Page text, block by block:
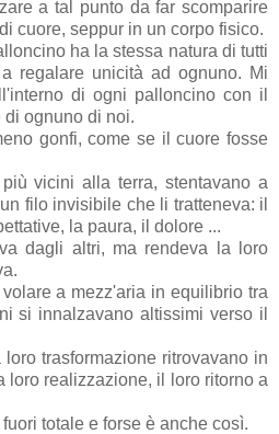
a tal punto da far scomparire
cuore, seppur in un corpo fisico.
ha la stessa natura di tutti
regalare unicità ad ognuno. Mi
di ogni palloncino con il
ognuno di noi.
gonfi, come se il cuore fosse
vicini alla terra, stentavano a
filo invisibile che li tratteneva: il
la paura, il dolore ...
dagli altri, ma rendeva la loro
a mezz'aria in equilibrio tra
si innalzavano altissimi verso il
trasformazione ritrovavano in
loro realizzazione, il loro ritorno a
totale e forse è anche così.